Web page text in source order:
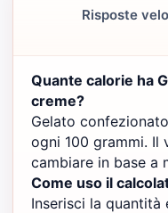
Risposte
Quante calorie ha
creme?
Gelato
ogni 100 grammi. Il
cambiare in base a
Come uso il
Inserisci la